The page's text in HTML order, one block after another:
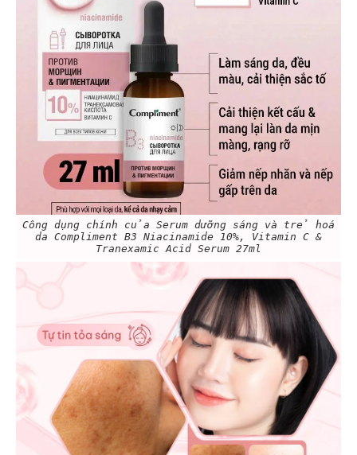
Công dụng chính của Serum dưỡng sáng và trẻ hoá
da Compliment B3 Niacinamide 10%, Vitamin C &
Tranexamic Acid Serum 27ml